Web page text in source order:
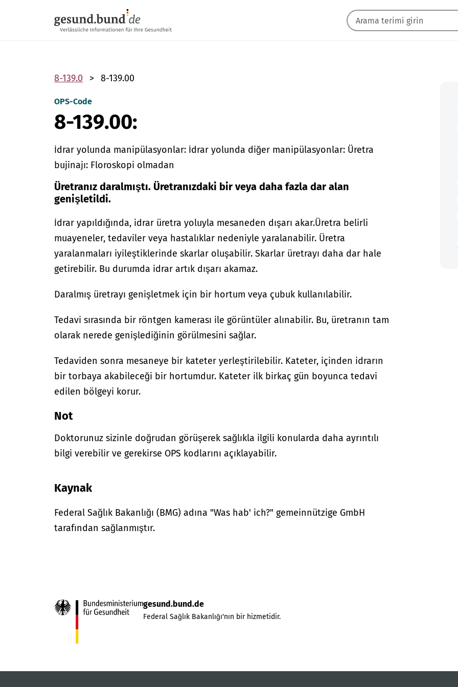
8-139.0 8-139.00
OPS-Code
8-139.00:
İdrar yolunda manipülasyonlar: İdrar yolunda diğer manipülasyonlar: Üretra
bujinajı: Floroskopi olmadan
Üretranız daralmıştı. Üretranızdaki bir veya daha fazla dar alan
genişletildi.
İdrar yapıldığında, idrar üretra yoluyla mesaneden dışarı akar.Üretra belirli
muayeneler, tedaviler veya hastalıklar nedeniyle yaralanabilir. Üretra
yaralanmaları iyileştiklerinde skarlar oluşabilir. Skarlar üretrayı daha dar hale
getirebilir. Bu durumda idrar artık dışarı akamaz.
Daralmış üretrayı genişletmek için bir hortum veya çubuk kullanılabilir.
Tedavi sırasında bir röntgen kamerası ile görüntüler alınabilir. Bu, üretranın tam
olarak nerede genişlediğinin görülmesini sağlar.
Tedaviden sonra mesaneye bir kateter yerleştirilebilir. Kateter, içinden idrarın
bir torbaya akabileceği bir hortumdur. Kateter ilk birkaç gün boyunca tedavi
edilen bölgeyi korur.
Not
Doktorunuz sizinle doğrudan görüşerek sağlıkla ilgili konularda daha ayrıntılı
bilgi verebilir ve gerekirse OPS kodlarını açıklayabilir.
Kaynak
Federal Sağlık Bakanlığı (BMG) adına "Was hab' ich?" gemeinnützige GmbH
tarafından sağlanmıştır.
gesund.bund.de
Federal Sağlık Bakanlığı'nın bir hizmetidir.